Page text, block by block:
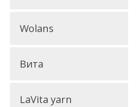
Wolans
Вита
LaVita yarn